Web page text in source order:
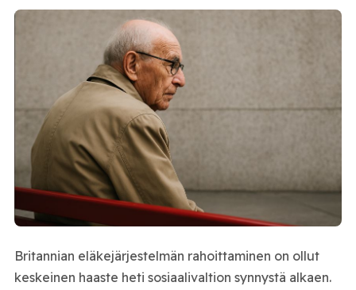
Britannian eläkejärjestelmän rahoittaminen on ollut
keskeinen haaste heti sosiaalivaltion synnystä alkaen.